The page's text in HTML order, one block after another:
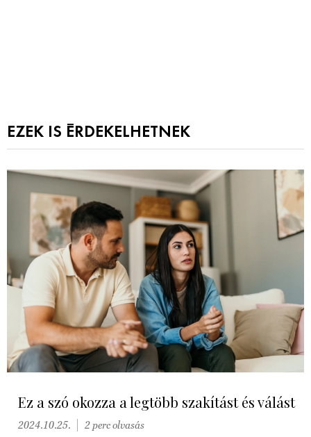
EZEK IS ÉRDEKELHETNEK
Ez a szó okozza a legtöbb szakítást és válást
2024.10.25. 2 perc olvasás